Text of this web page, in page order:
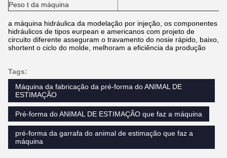
Peso t da máquina
a máquina hidráulica da modelação por injeção, os componentes
hidráulicos de tipos eurpean e americanos com projeto de
circuito diferente asseguram o travamento do nosie rápido, baixo,
shortent o ciclo do molde, melhoram a eficiência da produção
Tags:
Máquina da fabricação da pré-forma do ANIMAL DE
ESTIMAÇÃO
Pré-forma do ANIMAL DE ESTIMAÇÃO que faz a máquina
pré-forma da garrafa do animal de estimação que faz a
máquina